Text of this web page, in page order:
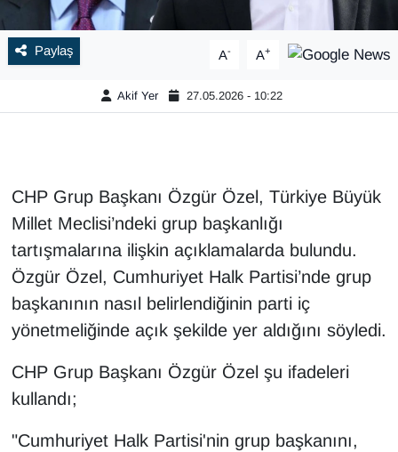
Paylaş A- A+
Akif Yer 27.05.2026 - 10:22
CHP Grup Başkanı Özgür Özel, Türkiye Büyük
Millet Meclisi’ndeki grup başkanlığı
tartışmalarına ilişkin açıklamalarda bulundu.
Özgür Özel, Cumhuriyet Halk Partisi’nde grup
başkanının nasıl belirlendiğinin parti iç
yönetmeliğinde açık şekilde yer aldığını söyledi.
CHP Grup Başkanı Özgür Özel şu ifadeleri
kullandı;
"Cumhuriyet Halk Partisi'nin grup başkanını,